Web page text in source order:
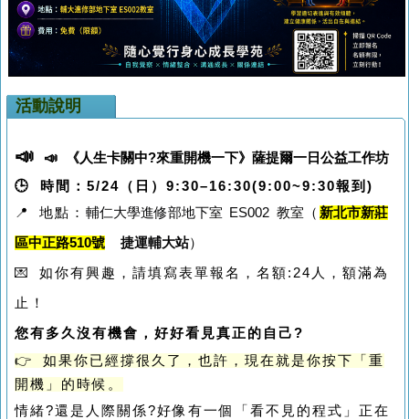
活動說明
📣
📣 《人生卡關中?來重開機一下》薩提爾一日公益工作坊
🕒 時間：5/24（日）9:30–16:30(9:00~9:30報到)
📍 地點： 輔仁大學進修部地下室 ES002 教室 （ 新北市新莊
區中正路510號 捷運輔大站）
💌 如你有興趣，請填寫表單報名，名額:24人，額滿為
止！
您有多久沒有機會， 好好看見真正的自己?
👉 如果你已經撐很久了， 也許，現在就是你按下「重
開機」的時候。
情緒?還是人際關係?好像有一個「看不見的程式」正在